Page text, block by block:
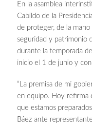
En la asamblea
Cabildo de la
de proteger, de la
seguridad y patrimonio
durante la temporada
inicio el 1 de junio y
“La premisa de mi
en equipo. Hoy refirma
que estamos
Báez ante